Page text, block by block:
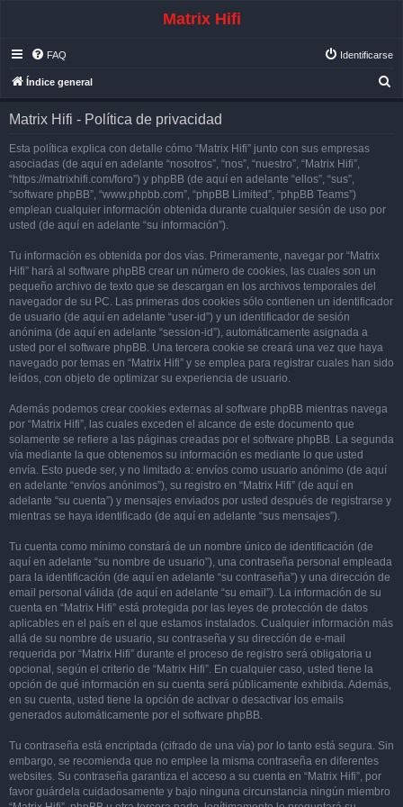
Matrix Hifi
FAQ Identificarse
Índice general
Matrix Hifi - Política de privacidad
Esta política explica con detalle cómo “Matrix Hifi” junto con sus empresas
asociadas (de aquí en adelante “nosotros”, “nos”, “nuestro”, “Matrix Hifi”,
“https://matrixhifi.com/foro”) y phpBB (de aquí en adelante “ellos”, “sus”,
“software phpBB”, “www.phpbb.com”, “phpBB Limited”, “phpBB Teams”)
emplean cualquier información obtenida durante cualquier sesión de uso por
usted (de aquí en adelante “su información”).
Tu información es obtenida por dos vías. Primeramente, navegar por “Matrix
Hifi” hará al software phpBB crear un número de cookies, las cuales son un
pequeño archivo de texto que se descargan en los archivos temporales del
navegador de su PC. Las primeras dos cookies sólo contienen un identificador
de usuario (de aquí en adelante “user-id”) y un identificador de sesión
anónima (de aquí en adelante “session-id”), automáticamente asignada a
usted por el software phpBB. Una tercera cookie se creará una vez que haya
navegado por temas en “Matrix Hifi” y se emplea para registrar cuales han sido
leídos, con objeto de optimizar su experiencia de usuario.
Además podemos crear cookies externas al software phpBB mientras navega
por “Matrix Hifi”, las cuales exceden el alcance de este documento que
solamente se refiere a las páginas creadas por el software phpBB. La segunda
vía mediante la que obtenemos su información es mediante lo que usted
envía. Esto puede ser, y no limitado a: envíos como usuario anónimo (de aquí
en adelante “envíos anónimos”), su registro en “Matrix Hifi” (de aquí en
adelante “su cuenta”) y mensajes enviados por usted después de registrarse y
mientras se haya identificado (de aquí en adelante “sus mensajes”).
Tu cuenta como mínimo constará de un nombre único de identificación (de
aquí en adelante “su nombre de usuario”), una contraseña personal empleada
para la identificación (de aquí en adelante “su contraseña”) y una dirección de
email personal válida (de aquí en adelante “su email”). La información de su
cuenta en “Matrix Hifi” está protegida por las leyes de protección de datos
aplicables en el país en el que estamos instalados. Cualquier información más
allá de su nombre de usuario, su contraseña y su dirección de e-mail
requerida por “Matrix Hifi” durante el proceso de registro será obligatoria u
opcional, según el criterio de “Matrix Hifi”. En cualquier caso, usted tiene la
opción de qué información en su cuenta será públicamente exhibida. Además,
en su cuenta, usted tiene la opción de activar o desactivar los emails
generados automáticamente por el software phpBB.
Tu contraseña está encriptada (cifrado de una vía) por lo tanto está segura. Sin
embargo, se recomienda que no emplee la misma contraseña en diferentes
websites. Su contraseña garantiza el acceso a su cuenta en “Matrix Hifi”, por
favor guárdela cuidadosamente y bajo ninguna circunstancia ningún miembro